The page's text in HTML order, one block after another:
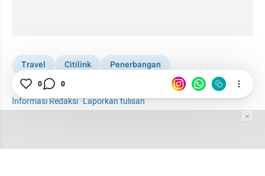
Travel Citilink
Penerbangan
Bandara Soekarno-Hatta
Informasi Redaksi·Laporkan tulisan
0 0